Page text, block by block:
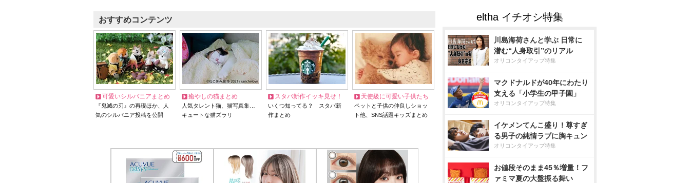
おすすめコンテンツ
可愛いシルバニアまとめ
『鬼滅の刃』の再現ほか、人
気のシルバニア投稿を公開
癒やしの猫まとめ
人気タレント猫、猫写真集…
キュートな猫ズラリ
スタバ新作イッキ見せ！
いくつ知ってる？ スタバ新
作まとめ
天使級に可愛い子供たち
ペットと子供の仲良しショッ
ト他、SNS話題キッズまとめ
川島海荷さんと学ぶ 日常に
潜む“人身取引”のリアル
オリコンタイアップ特集
マクドナルドが40年にわたり
支える「小学生の甲子園」
オリコンタイアップ特集
イケメンてんこ盛り！尊すぎ
る男子の純情ラブに胸キュン
オリコンタイアップ特集
お値段そのまま45％増量！フ
ァミマ夏の大盤振る舞い